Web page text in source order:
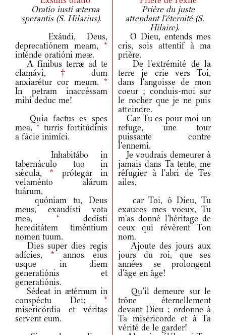
Oratio iusti æterna
sperantis (S. Hilarius).
Prière du juste
attendant l'éternité (S.
Hilaire).
Exáudi, Deus,
deprecatiónem meam, *
inténde oratióni meæ.
O Dieu, entends mes
cris, sois attentif à ma
prière.
A fínibus terræ ad te
clamávi, †
dum
anxiarétur cor meum. *
In petram inaccéssam
mihi deduc me!
De l'extrémité de la
terre je crie vers Toi,
dans l'angoisse de mon
coeur ; conduis-moi sur
le rocher que je ne puis
atteindre.
Quia factus es spes
mea, * turris fortitúdinis
a fácie inimíci.
Car Tu es pour moi un
refuge, une tour
puissante contre
l'ennemi.
Inhabitábo in
tabernáculo tuo in
sǽcula,* prótegar in
velaménto alárum
tuárum,
Je voudrais demeurer à
jamais dans Ta tente, me
réfugier à l'abri de Tes
ailes,
quóniam tu, Deus
meus, exaudísti vota
mea, * dedísti
hereditátem timéntium
nomen tuum.
car Toi, ô Dieu, Tu
exauces mes voeux, Tu
m'as donné l'héritage de
ceux qui révèrent Ton
nom.
Dies super dies regis
adícies, * annos eius
usque in diem
generatiónis et
generatiónis.
Ajoute des jours aux
jours du roi, que ses
années se prolongent
d'âge en âge!
Sédeat in ætérnum in
conspéctu Dei; *
misericórdia et véritas
servent eum.
Qu'il demeure sur le
trône éternellement
devant Dieu ; ordonne à
Ta miséricorde et à Ta
vérité de le garder!